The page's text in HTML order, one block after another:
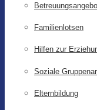
Familienlotsen
Hilfen zur
Soziale
Elternbildung